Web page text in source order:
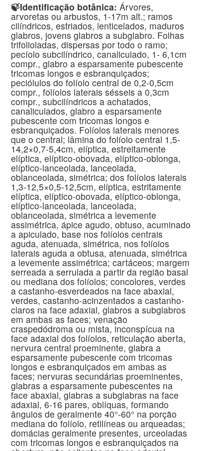
🍃Identificação botânica:Árvores,
arvoretas ou arbustos, 1-17m alt.; ramos
cilíndricos, estriados, lenticelados, maduros
glabros, jovens glabros a subglabro. Folhas
trifolioladas, dispersas por todo o ramo;
pecíolo subcilíndrico, canaliculado, 1- 6,1cm
compr., glabro a esparsamente pubescente
tricomas longos e esbranquiçados;
peciólulos do folíolo central de 0,2-0,5cm
compr., folíolos laterais sésseis a 0,3cm
compr., subcilíndricos a achatados,
canaliculados, glabro a esparsamente
pubescente com tricomas longos e
esbranquiçados. Folíolos laterais menores
que o central; lâmina do folíolo central 1,5-
14,2×0,7-5,4cm, elíptica, estreitamente
elíptica, elíptico-obovada, elíptico-oblonga,
elíptico-lanceolada, lanceolada,
oblanceolada, simétrica; dos folíolos laterais
1,3-12,5×0,5-12,5cm, elíptica, estritamente
elíptica, elíptico-obovada, elíptico-oblonga,
elíptico-lanceolada, lanceolada,
oblanceolada, simétrica a levemente
assimétrica, ápice agudo, obtuso, acuminado
a apiculado, base nos folíolos centrais
aguda, atenuada, simétrica, nos folíolos
laterais aguda a obtusa, atenuada, simétrica
a levemente assimétrica; cartáceos; margem
serreada a serrulada a partir da região basal
ou mediana dos folíolos; concolores, verdes
a castanho-esverdeados na face abaxial,
verdes, castanho-acinzentados a castanho-
claros na face adaxial, glabros a subglabros
em ambas as faces; venação
craspedódroma ou mista, inconspícua na
face adaxial dos folíolos, reticulação aberta,
nervura central proeminente, glabra a
esparsamente pubescente com tricomas
longos e esbranquiçados em ambas as
faces; nervuras secundárias proeminentes,
glabras a esparsamente pubescentes na
face abaxial, glabras a subglabras na face
adaxial, 6-16 pares, oblíquas, formando
ângulos de geralmente 40°-60° na porção
mediana do folíolo, retilíneas ou arqueadas;
domácias geralmente presentes, urceoladas
com tricomas longos e esbranquiçados na